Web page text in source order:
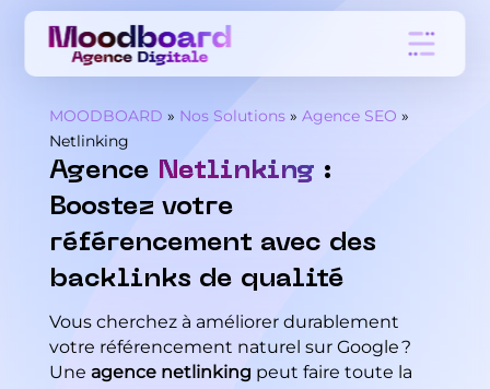
MOODBOARD » Nos Solutions» Agence SEO »
Netlinking
Agence Netlinking :
Boostez votre
référencement avec des
backlinks de qualité
Vous cherchez à améliorer durablement
votre référencement naturel sur Google ?
Une agence netlinking peut faire toute la